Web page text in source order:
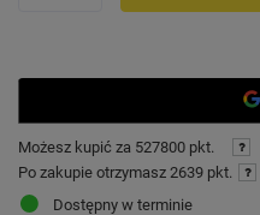
Możesz kupić za 527800 pkt.
Po zakupie otrzymasz 2639 pkt.
Dostępny w terminie